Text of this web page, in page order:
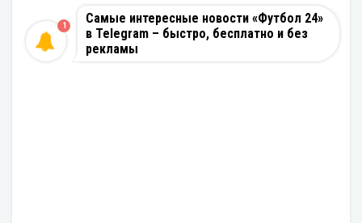
Самые интересные новости «Футбол 24»
в Telegram – быстро, бесплатно и без
рекламы
1